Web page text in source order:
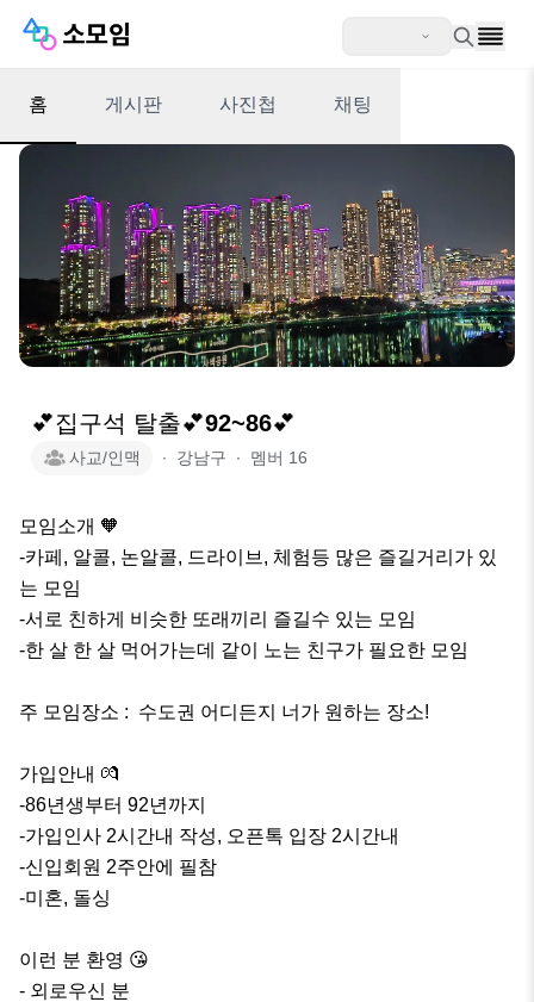
홈 게시판 사진첩 채팅
💕집구석 탈출💕92~86💕
사교/인맥 ∙ 강남구 ∙ 멤버 16
모임소개 🧡
-카페, 알콜, 논알콜, 드라이브, 체험등 많은 즐길거리가 있
는 모임
-서로 친하게 비슷한 또래끼리 즐길수 있는 모임
-한 살 한 살 먹어가는데 같이 노는 친구가 필요한 모임
주 모임장소 :  수도권 어디든지 너가 원하는 장소!
가입안내 💏
-86년생부터 92년까지
-가입인사 2시간내 작성, 오픈톡 입장 2시간내
-신입회원 2주안에 필참
-미혼, 돌싱
이런 분 환영 😘
- 외로우신 분